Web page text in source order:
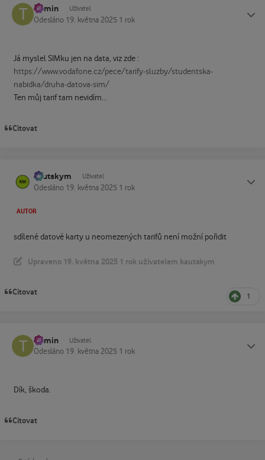
tramin Uživatel
Odesláno 19. května 2025 1 rok
Já myslel SIMku jen na data, viz zde :
https://www.vodafone.cz/pece/tarify-sluzby/studentska-
nabidka/druha-datova-sim/
Ten můj tarif tam nevidím...
Citovat
kautskym Uživatel
Odesláno 19. května 2025 1 rok
AUTOR
sdílené datové karty u neomezených tarifů není možní pořidit
Upraveno 19. května 2025 1 rok uživatelem kautskym
Citovat 1
tramin Uživatel
Odesláno 19. května 2025 1 rok
Dík, škoda.
Citovat